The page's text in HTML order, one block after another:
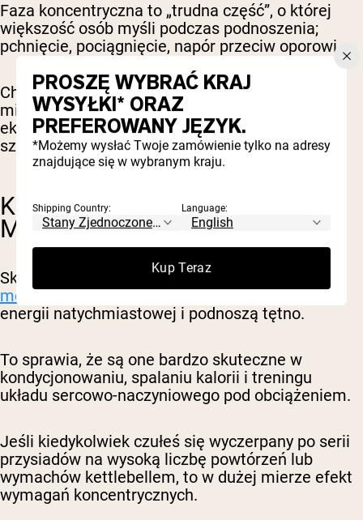
Faza koncentryczna to „trudna część”, o której
większość osób myśli podczas podnoszenia;
pchnięcie, pociągnięcie, napór przeciw oporowi.
Chociaż nie powodują takiego samego poziomu
mikroskopijnych uszkodzeń mięśni jak skurcze
ekscentryczne, odgrywają kluczową rolę w sile,
szybkości i ogólnej wydajności.
KONDYCJONOWANIE
METABOLICZNE I CARDIO
Skurcze koncentryczne sąbardziej wymagające
metabolicznie, co oznacza, że spalają więcej
energii natychmiastowej i podnoszą tętno.
To sprawia, że są one bardzo skuteczne w
kondycjonowaniu, spalaniu kalorii i treningu
układu sercowo-naczyniowego pod obciążeniem.
Jeśli kiedykolwiek czułeś się wyczerpany po serii
przysiadów na wysoką liczbę powtórzeń lub
wymachów kettlebellem, to w dużej mierze efekt
wymagań koncentrycznych.
PROSZĘ WYBRAĆ KRAJ
WYSYŁKI* ORAZ
PREFEROWANY JĘZYK.
*Możemy wysłać Twoje zamówienie tylko na adresy
znajdujące się w wybranym kraju.
Shipping Country: Language:
Kup Teraz